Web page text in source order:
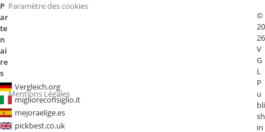
P
ar
te
n
ai
re
s
Vergleich.org
miglioreconsiglio.it
mejoraelige.es
pickbest.co.uk
Paramètre des cookies
Mentions Légales
©
20
26
V
G
L
P
u
bli
sh
in